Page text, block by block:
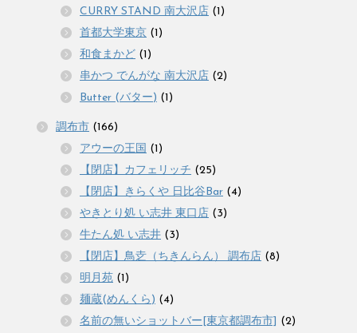
CURRY STAND 南大沢店 (1)
首都大学東京 (1)
和食まかど (1)
串かつ でんがな 南大沢店 (2)
Butter (バター) (1)
調布市 (166)
アウーの王国 (1)
【閉店】カフェリッチ (25)
【閉店】きらくや 日比谷Bar (4)
やきとり処 い志井 東口店 (3)
牛たん処 い志井 (3)
【閉店】鳥赱（ちきんらん） 調布店 (8)
明月苑 (1)
麺蔵(めんくら) (4)
名前の無いショットバー[東京都調布市]
(2)